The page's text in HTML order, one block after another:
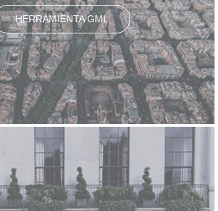
HERRAMIENTA GML